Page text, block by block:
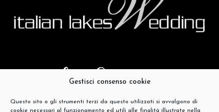
Gestisci consenso cookie
Questo sito o gli strumenti terzi da questo utilizzati si avvalgono di
cookie necessari al funzionamento ed utili alle finalità illustrate nella